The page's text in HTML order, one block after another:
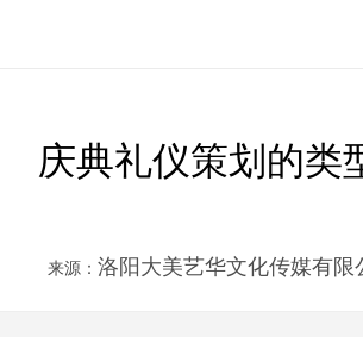
庆典礼仪策划的类
来源： 洛阳大美艺华文化传媒有限